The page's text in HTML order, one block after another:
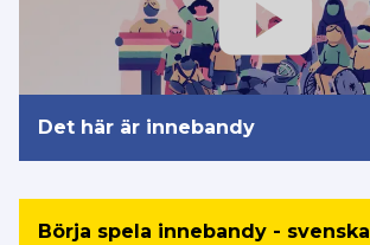
Det här är innebandy
Börja spela innebandy - svenska